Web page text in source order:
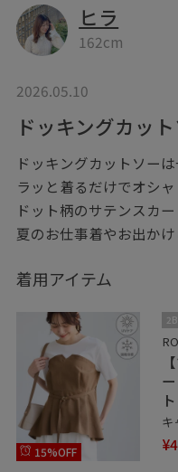
ヒラ
162cm
2026.05.10
ドッキングカッ
ドッキングカットソー
ラッと着るだけでオシ
ドット柄のサテンスカ
夏のお仕事着やお出か
着用アイテム
15%OFF
キ